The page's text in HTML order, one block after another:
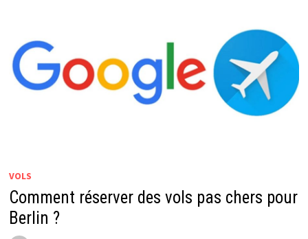
VOLS
Comment réserver des vols pas chers pour
Berlin ?